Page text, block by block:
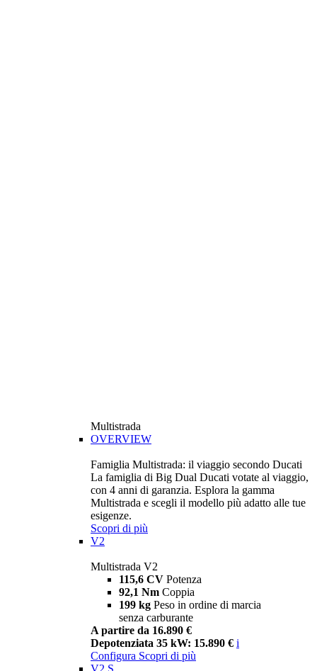
Multistrada
OVERVIEW
Famiglia Multistrada: il viaggio secondo Ducati
La famiglia di Big Dual Ducati votate al viaggio,
con 4 anni di garanzia. Esplora la gamma
Multistrada e scegli il modello più adatto alle tue
esigenze.
Scopri di più
V2
Multistrada V2
115,6 CV Potenza
92,1 Nm Coppia
199 kg Peso in ordine di marcia
senza carburante
A partire da 16.890 €
Depotenziata 35 kW: 15.890 € i
Configura Scopri di più
V2 S